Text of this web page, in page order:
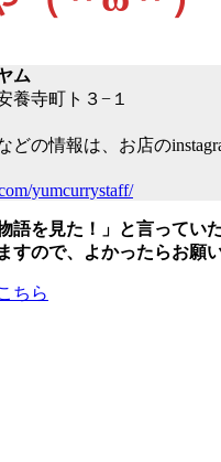
ム
養寺町ト３−１
の情報は、お店の
yumcurrystaff/
語を見た！ 」 と言ってい
すので、よかったらお願い
ちら